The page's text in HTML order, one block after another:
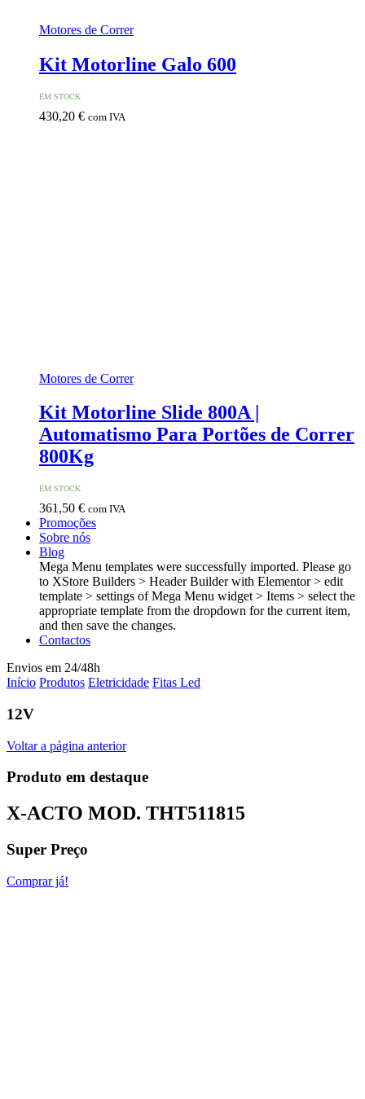
Motores de Correr
Kit Motorline Galo 600
EM STOCK
430,20 € com IVA
Motores de Correr
Kit Motorline Slide 800A |
Automatismo Para Portões de Correr
800Kg
EM STOCK
361,50 € com IVA
Promoções
Sobre nós
Blog
Mega Menu templates were successfully imported. Please go
to XStore Builders > Header Builder with Elementor > edit
template > settings of Mega Menu widget > Items > select the
appropriate template from the dropdown for the current item,
and then save the changes.
Contactos
Envios em 24/48h
Início Produtos Eletricidade Fitas Led
12V
Voltar a página anterior
Produto em destaque
X-ACTO MOD. THT511815
Super Preço
Comprar já!